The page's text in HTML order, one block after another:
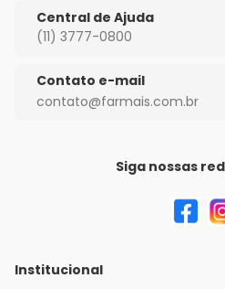
Central de Ajuda
(11) 3777-0800
Contato e-mail
contato@farmais.com.br
Siga nossas
Institucional